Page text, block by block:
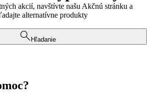
akcií, navštívte našu Akčnú stránku a
alternatívne produkty
Hľadanie